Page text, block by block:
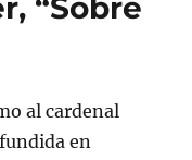
“Sobre
al cardenal
en